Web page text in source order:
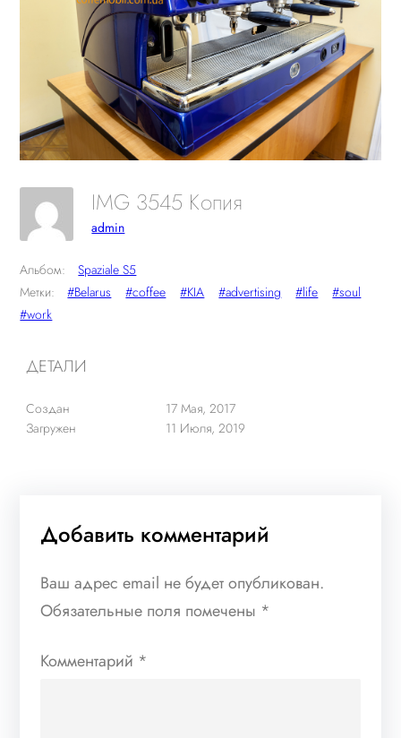
IMG 3545 Копия
admin
Альбом:
Spaziale S5
Метки:
#Belarus #coffee #KIA #advertising #life
#soul
#work
ДЕТАЛИ
Создан
17 Мая, 2017
Загружен
11 Июля, 2019
Добавить комментарий
Ваш адрес email не будет опубликован.
Обязательные поля помечены *
Комментарий *